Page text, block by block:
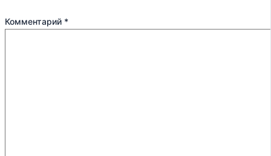
Комментарий *